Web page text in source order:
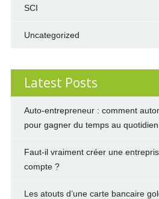
SCI
Uncategorized
Latest Posts
Auto-entrepreneur : comment
pour gagner du temps au quotidien
Faut-il vraiment créer une
compte ?
Les atouts d’une carte bancaire